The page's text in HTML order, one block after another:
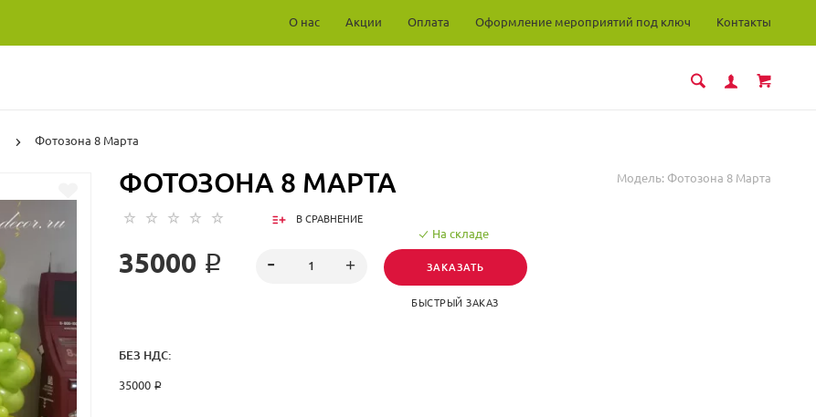
О нас Акции Оплата Оформление мероприятий под ключ Контакты
Фотозона 8 Марта
Модель: Фотозона 8 Марта
ФОТОЗОНА 8 МАРТА
В СРАВНЕНИЕ
35000 ₽
На складе
ЗАКАЗАТЬ
БЫСТРЫЙ ЗАКАЗ
БЕЗ НДС:
35000 ₽